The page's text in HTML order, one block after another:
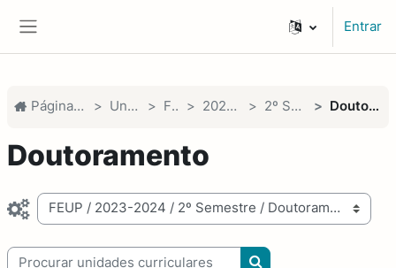
Entrar
Página principal Unidades FEUP 2023-2024 2º Semestre Doutoramento
Doutoramento
Categorias de unidades curriculares
Procurar unidades curriculares